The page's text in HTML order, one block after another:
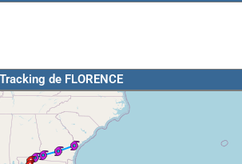
Tracking de FLORENCE